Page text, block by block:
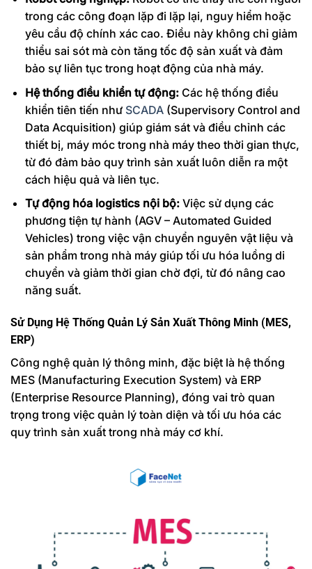
trong các công đoạn lặp đi lặp lại, nguy hiểm hoặc
yêu cầu độ chính xác cao. Điều này không chỉ giảm
thiểu sai sót mà còn tăng tốc độ sản xuất và đảm
bảo sự liên tục trong hoạt động của nhà máy.
Hệ thống điều khiển tự động:Các hệ thống điều
khiển tiên tiến như SCADA(Supervisory Control and
Data Acquisition) giúp giám sát và điều chỉnh các
thiết bị, máy móc trong nhà máy theo thời gian thực,
từ đó đảm bảo quy trình sản xuất luôn diễn ra một
cách hiệu quả và liên tục.
Tự động hóa logistics nội bộ:Việc sử dụng các
phương tiện tự hành (AGV – Automated Guided
Vehicles) trong việc vận chuyển nguyên vật liệu và
sản phẩm trong nhà máy giúp tối ưu hóa luồng di
chuyển và giảm thời gian chờ đợi, từ đó nâng cao
năng suất.
Sử Dụng Hệ Thống Quản Lý Sản Xuất Thông Minh (MES,
ERP)
Công nghệ quản lý thông minh, đặc biệt là hệ thống
MES (Manufacturing Execution System) và ERP
(Enterprise Resource Planning), đóng vai trò quan
trọng trong việc quản lý toàn diện và tối ưu hóa các
quy trình sản xuất trong nhà máy cơ khí.